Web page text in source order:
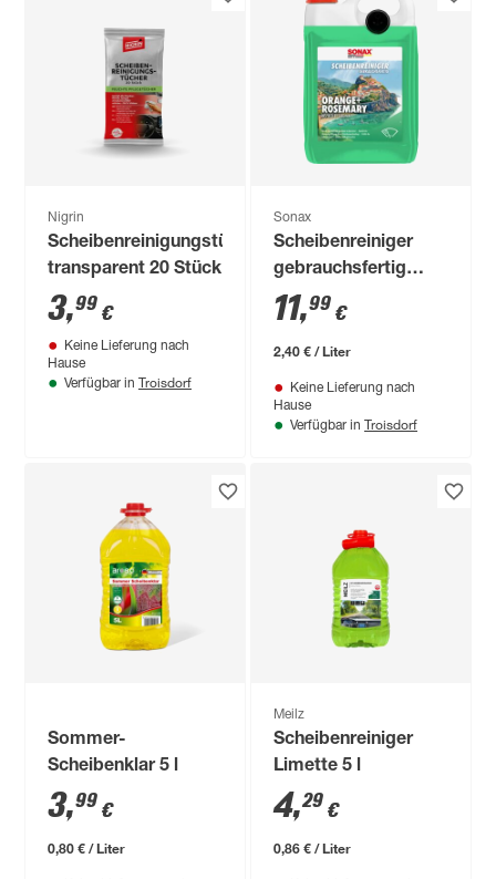
Nigrin
Scheibenreinigungstücher
transparent 20 Stück
3,99 €
Keine Lieferung nach
Hause
Verfügbar in Troisdorf
Sonax
Scheibenreiniger
gebrauchsfertig
Orange+Rosemary 5
l
11,99 €
2,40 € / Liter
Keine Lieferung nach
Hause
Verfügbar in Troisdorf
Sommer-
Scheibenklar 5 l
3,99 €
0,80 € / Liter
Meilz
Scheibenreiniger
Limette 5 l
4,29 €
0,86 € / Liter